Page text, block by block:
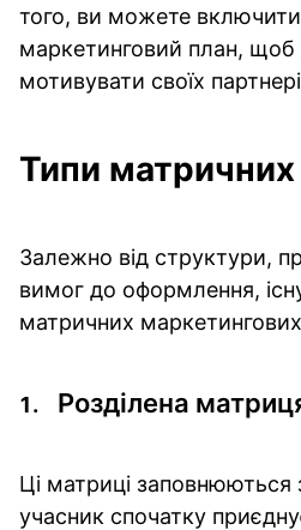
того, ви можете
маркетинговий план, щоб
мотивувати своїх
Типи матричних
Залежно від структури,
вимог до оформлення,
матричних
Розділена
Ці матриці заповнюються
учасник спочатку